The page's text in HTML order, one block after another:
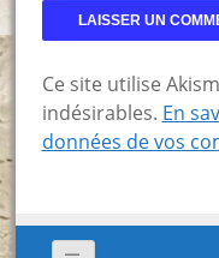
Ce site utilise
indésirables. En
données de vos